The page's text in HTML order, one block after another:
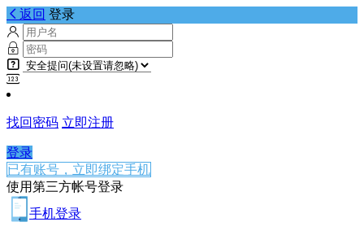
返回 登录
找回密码 立即注册
登录
已有账号，立即绑定手机
使用第三方帐号登录
手机登录